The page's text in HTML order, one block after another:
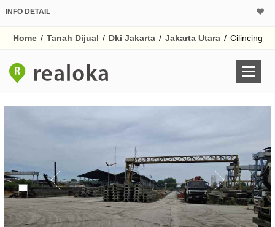
INFO DETAIL
Home / Tanah Dijual / Dki Jakarta / Jakarta Utara / Cilincing
Untuk hasil simulasi
pada kotak-
Simpan